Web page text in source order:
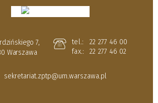
7,
Warszawa
tel.:
22 277 46 00
fax.:
22 277 46 02
sekretariat.zptp@um.warszawa.pl